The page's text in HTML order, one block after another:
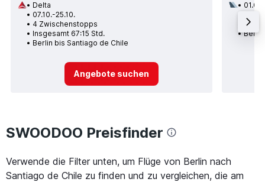
Delta
07.10.-25.10.
4 Zwischenstopps
Insgesamt 67:15 Std.
Berlin bis Santiago de Chile
Angebote suchen
01.09.
SWOODOO Preisfinder
Verwende die Filter unten, um Flüge von Berlin nach
Santiago de Chile zu finden und zu vergleichen, die am